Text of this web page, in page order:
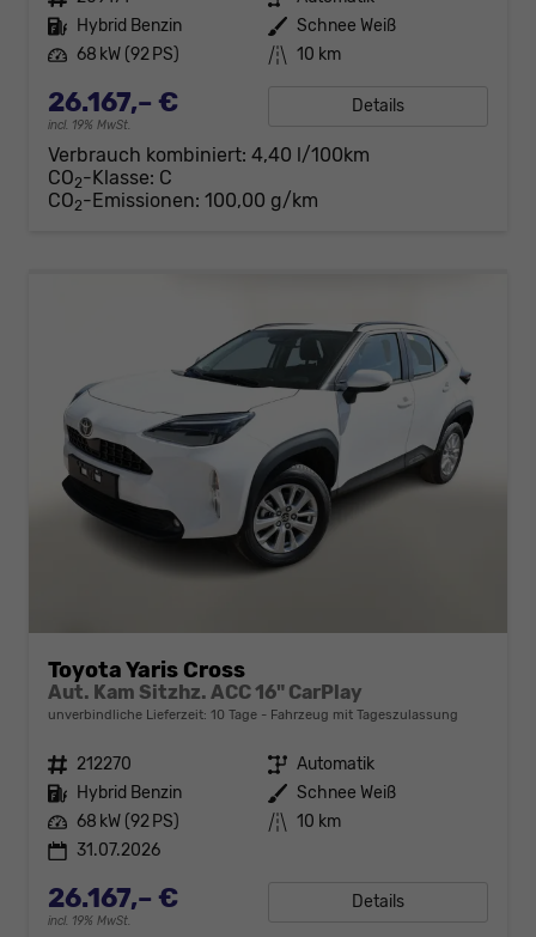
Kraftstoff Hybrid Benzin Außenfarbe Schnee Weiß
Leistung 68 kW (92 PS) Kilometerstand 10 km
26.167,– €
incl. 19% MwSt.
Details
Verbrauch kombiniert: 4,40 l/100km
CO2-Klasse: C
CO2-Emissionen: 100,00 g/km
Toyota Yaris Cross
Aut. Kam Sitzhz. ACC 16" CarPlay
unverbindliche Lieferzeit: 10 Tage Fahrzeug mit Tageszulassung
Fahrzeugnr. 212270 Getriebe Automatik
Kraftstoff Hybrid Benzin Außenfarbe Schnee Weiß
Leistung 68 kW (92 PS) Kilometerstand 10 km
31.07.2026
26.167,– €
incl. 19% MwSt.
Details